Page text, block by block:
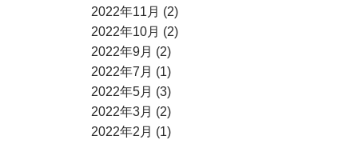
2022年11月 (2)
2022年10月 (2)
2022年9月 (2)
2022年7月 (1)
2022年5月 (3)
2022年3月 (2)
2022年2月 (1)